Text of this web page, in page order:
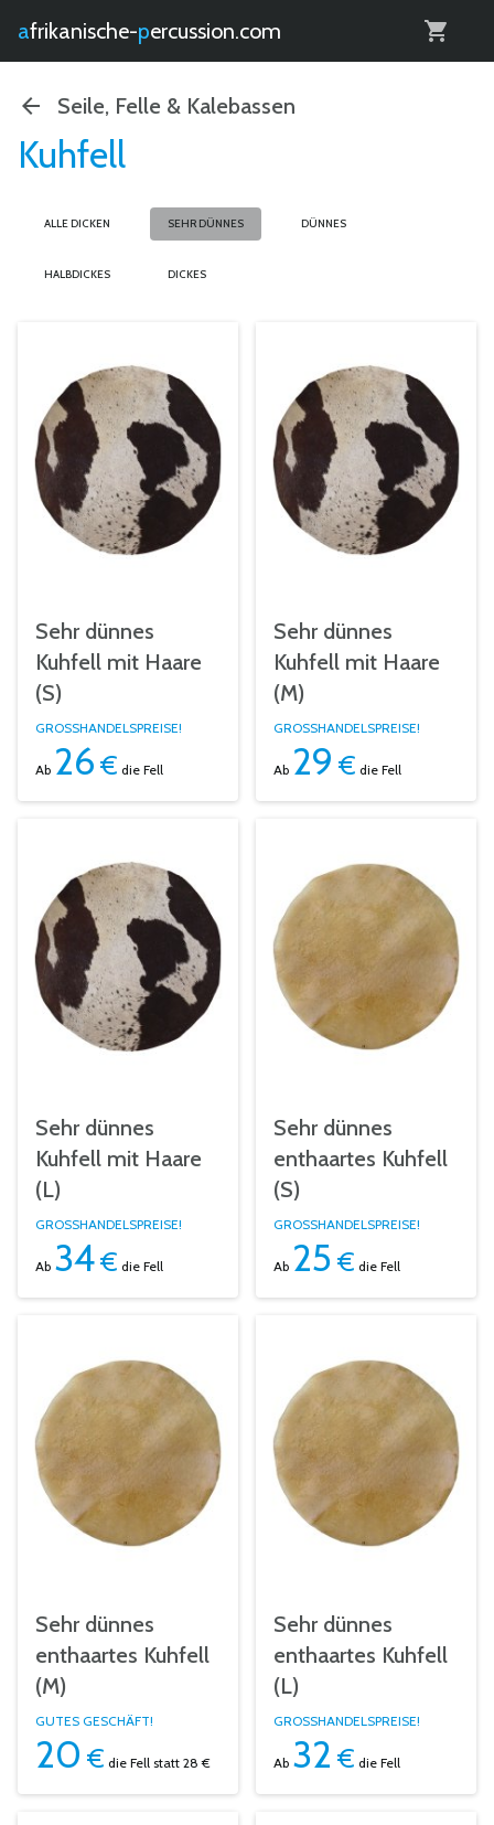
afrikanische- percussion.com
Seile, Felle & Kalebassen
Kuhfell
ALLE DICKEN SEHR DÜNNES DÜNNES
HALBDICKES DICKES
Sehr dünnes
Kuhfell mit Haare
(S)
GROSSHANDELSPREISE!
Ab 26 € die Fell
Sehr dünnes
Kuhfell mit Haare
(M)
GROSSHANDELSPREISE!
Ab 29 € die Fell
Sehr dünnes
Kuhfell mit Haare
(L)
GROSSHANDELSPREISE!
Ab 34€ die Fell
Sehr dünnes
enthaartes Kuhfell
(S)
GROSSHANDELSPREISE!
Ab 25 € die Fell
Sehr dünnes
enthaartes Kuhfell
(M)
GUTES GESCHÄFT!
20 € die Fell statt 28 €
Sehr dünnes
enthaartes Kuhfell
(L)
GROSSHANDELSPREISE!
Ab 32 € die Fell